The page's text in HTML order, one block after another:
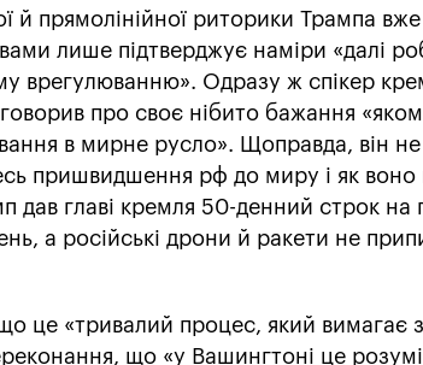
й прямолінійної риторики Трампа вже
лише підтверджує наміри «далі
врегулюванню». Одразу ж спікер
про своє нібито бажання
в мирне русло». Щоправда, він не
пришвидшення рф до миру і як воно
дав главі кремля 50-денний строк на
а російські дрони й ракети не
це «тривалий процес, який вимагає
що «у Вашингтоні це